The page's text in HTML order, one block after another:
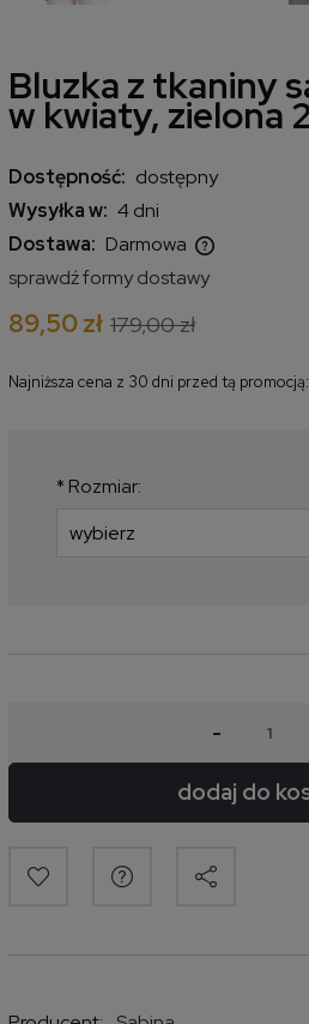
Bluzka z tkaniny
w kwiaty, zielona
Dostępność: dostępny
Wysyłka w: 4 dni
Dostawa: Darmowa
Cena nie zawiera
sprawdź formy dostawy
89,50 zł 179,00 zł
Najniższa cena z 30 dni przed tą promocją:
* Rozmiar:
-
dodaj do